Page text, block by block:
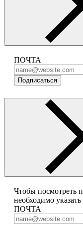
ПОЧТА
Подписаться
Чтобы посмотреть
необходимо
ПОЧТА